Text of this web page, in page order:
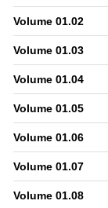
Volume 01.02
Volume 01.03
Volume 01.04
Volume 01.05
Volume 01.06
Volume 01.07
Volume 01.08